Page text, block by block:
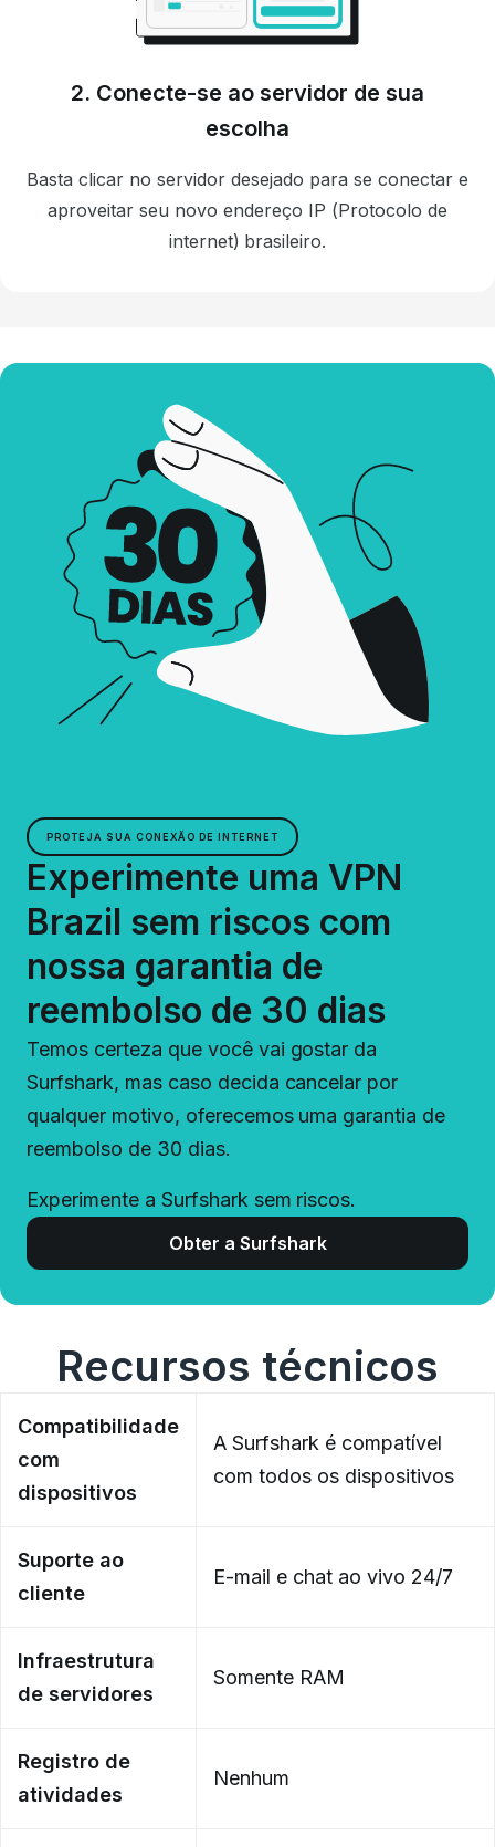
2. Conecte-se ao servidor de sua
escolha
Basta clicar no servidor desejado para se conectar e
aproveitar seu novo endereço IP (Protocolo de
internet) brasileiro.
PROTEJA SUA CONEXÃO DE INTERNET
Experimente uma VPN
Brazil sem riscos com
nossa garantia de
reembolso de 30 dias
Temos certeza que você vai gostar da
Surfshark, mas caso decida cancelar por
qualquer motivo, oferecemos uma garantia de
reembolso de 30 dias.
Experimente a Surfshark sem riscos.
Obter a Surfshark
Recursos técnicos
Compatibilidade
com
dispositivos
A Surfshark é compatível
com todos os dispositivos
Suporte ao
cliente
E-mail e chat ao vivo 24/7
Infraestrutura
de servidores
Somente RAM
Registro de
atividades
Nenhum